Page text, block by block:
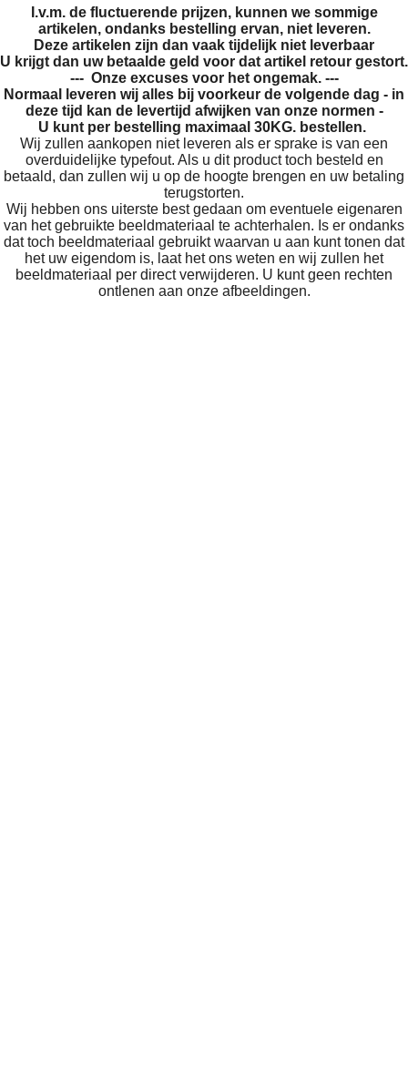
n
e
n
I.v.m. de fluctuerende prijzen, kunnen we sommige
artikelen, ondanks bestelling ervan, niet leveren.
Deze artikelen zijn dan vaak tijdelijk niet leverbaar
U krijgt dan uw betaalde geld voor dat artikel retour gestort.
--- Onze excuses voor het ongemak. ---
Normaal leveren wij alles bij voorkeur de volgende dag - in
deze tijd kan de levertijd afwijken van onze normen -
U kunt per bestelling maximaal 30KG. bestellen.
Wij zullen aankopen niet leveren als er sprake is van een
overduidelijke typefout. Als u dit product toch besteld en
betaald, dan zullen wij u op de hoogte brengen en uw betaling
terugstorten.
Wij hebben ons uiterste best gedaan om eventuele eigenaren
van het gebruikte beeldmateriaal te achterhalen. Is er ondanks
dat toch beeldmateriaal gebruikt waarvan u aan kunt tonen dat
het uw eigendom is, laat het ons weten en wij zullen het
beeldmateriaal per direct verwijderen. U kunt geen rechten
ontlenen aan onze afbeeldingen.